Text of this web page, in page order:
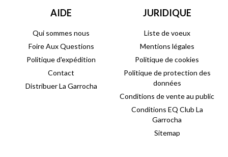
AIDE
Qui sommes nous
Foire Aux Questions
Politique d'expédition
Contact
Distribuer La Garrocha
JURIDIQUE
Liste de voeux
Mentions légales
Politique de cookies
Politique de protection des
données
Conditions de vente au public
Conditions EQ Club La
Garrocha
Sitemap